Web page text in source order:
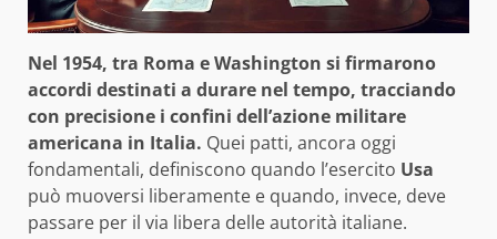
Nel 1954, tra Roma e Washington si firmarono
accordi destinati a durare nel tempo, tracciando
con precisione i confini dell’azione militare
americana in Italia. Quei patti, ancora oggi
fondamentali, definiscono quando l’esercito Usa
può muoversi liberamente e quando, invece, deve
passare per il via libera delle autorità italiane.